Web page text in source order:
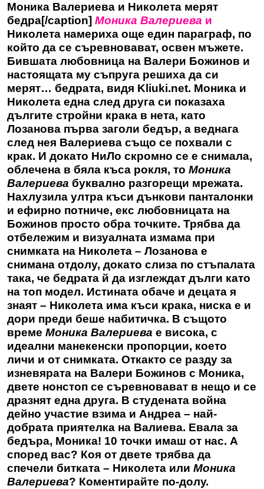
Моника Валериева и Николета мерят
бедра[/caption] Моника Валериева и
Николета намериха още един параграф, по
който да се съревновават, освен мъжете.
Бившата любовница на Валери Божинов и
настоящата му съпруга решиха да си
мерят… бедрата, видя Kliuki.net. Моника и
Николета една след друга си показаха
дългите стройни крака в нета, като
Лозанова първа заголи бедър, а веднага
след нея Валериева също се похвали с
крак. И докато НиЛо скромно се е снимала,
облечена в бяла къса рокля, то Моника
Валериева буквално разгорещи мрежата.
Нахлузила ултра къси дънкови панталонки
и ефирно потниче, екс любовницата на
Божинов просто обра точките. Трябва да
отбележим и визуалната измама при
снимката на Николета – Лозанова е
снимана отдолу, докато слиза по стъпалата
така, че бедрата й да изглеждат дълги като
на топ модел. Истината обаче и децата я
знаят – Николета има къси крака, ниска е и
дори преди беше набитичка. В същото
време Моника Валериева е висока, с
идеални манекенски пропорции, което
личи и от снимката. Откакто се разду за
изневярата на Валери Божинов с Моника,
двете нонстоп се съревновават в нещо и се
дразнят една друга. В студената война
дейно участие взима и Андреа – най-
добрата приятелка на Валиева. Евала за
бедъра, Моника! 10 точки имаш от нас. А
според вас? Коя от двете трябва да
спечели битката – Николета или Моника
Валериева? Коментирайте по-долу.